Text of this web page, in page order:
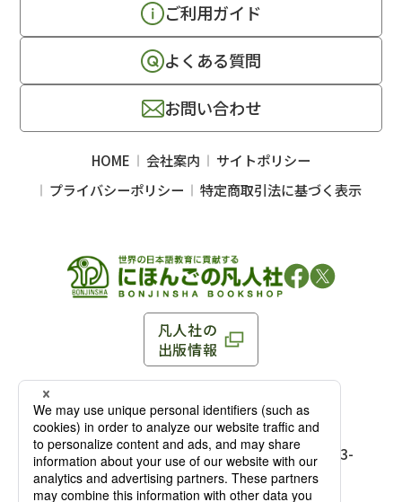
凡人社の
出版情報
〒102-0093 東京都千代田区平河町 1-3-13 8F
TEL：03-3263-3959／FAX：03-3263-3116
麹町店
〒102-0093 東京都千代田区平河町1-3-
13 8F［アクセス］
TEL：03-3239-8673／FAX：03-3263-
ご利用ガイド
よくある質問
お問い合わせ
HOME 会社案内
サイトポリシー
プライバシーポリシー
特定商取引法に基づく表示